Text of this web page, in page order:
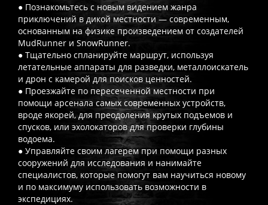
● Познакомьтесь с новым видением жанра
приключений в дикой местности — современным,
основанным на физике произведением от создателей
MudRunner и SnowRunner.
● Тщательно спланируйте маршрут, используя
летательные аппараты для разведки, металлоискатель
и дрон с камерой для поисков ценностей.
● Проезжайте по пересеченной местности при
помощи арсенала самых современных устройств,
вроде якорей, для преодоления крутых подъемов и
спусков, или эхолокаторов для проверки глубины
водоема.
● Управляйте своим лагерем при помощи разных
сооружений для исследования и нанимайте
специалистов, которые помогут вам научиться новому
и по максимуму использовать возможности в
экспедициях.